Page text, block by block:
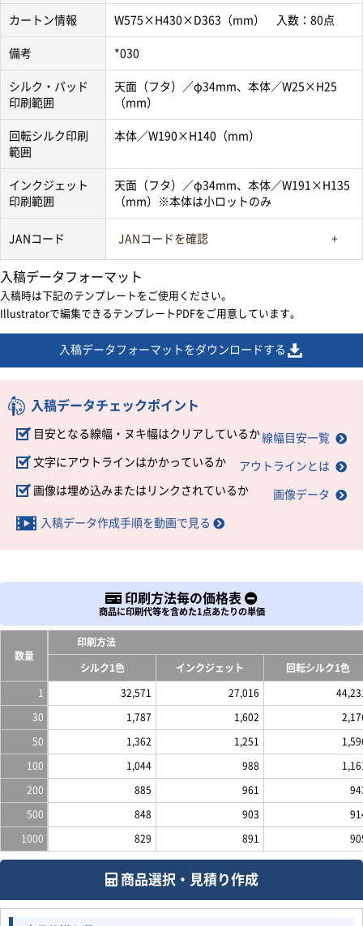
カートン情報 W575×H430×D363（mm） 入数：80点
備考 *030
シルク・パッド
印刷範囲
天面（フタ）／φ34mm、本体／W25×H25
（mm）
回転シルク印刷
範囲
本体／W190×H140（mm）
インクジェット
印刷範囲
天面（フタ）／φ34mm、本体／W191×H135
（mm）※本体は小ロットのみ
JANコード JANコードを確認
入稿データフォーマット
入稿時は下記のテンプレートをご使用ください。
Illustratorで編集できるテンプレートPDFをご用意しています。
入稿データフォーマットをダウンロードする
入稿データチェックポイント
目安となる線幅・ヌキ幅はクリアしているか線幅目安一覧
文字にアウトラインはかかっているか アウトラインとは
画像は埋め込みまたはリンクされているか 画像データ
入稿データ作成手順を動画で見る
印刷方法毎の価格表
商品に印刷代等を含めた1点あたりの単価
数量
印刷方法
シルク1色 インクジェット 回転シルク1色
1 32,571 27,016
30 1,787 1,602
50 1,362 1,251
100 1,044 988
200 885 961
500 848 903
1000 829 891
商品選択・見積り作成